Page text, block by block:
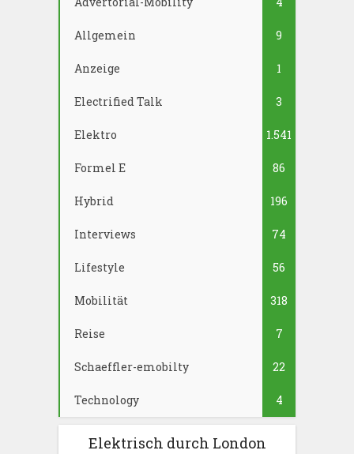
Allgemein 9
Anzeige 1
Electrified Talk 3
Elektro 1.541
Formel E 86
Hybrid 196
Interviews 74
Lifestyle 56
Mobilität 318
Reise 7
Schaeffler-emobilty 22
Technology 4
Elektrisch durch London